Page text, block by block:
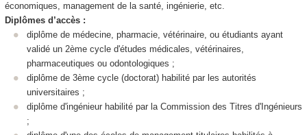
économiques, management de la santé, ingénierie, etc.
Diplômes d’accès :
diplôme de médecine, pharmacie, vétérinaire, ou étudiants ayant
validé un 2ème cycle d'études médicales, vétérinaires,
pharmaceutiques ou odontologiques ;
diplôme de 3ème cycle (doctorat) habilité par les autorités
universitaires ;
diplôme d'ingénieur habilité par la Commission des Titres d'Ingénieurs
;